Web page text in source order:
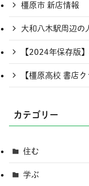
橿原市 新店情報
大和八木駅周辺の
【2024年保存版
【橿原高校 書店
カテゴリー
住む
学ぶ